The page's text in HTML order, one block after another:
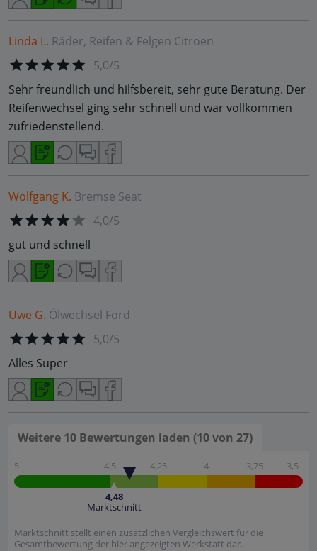
Linda L. Räder, Reifen & Felgen Citroen
5,0/5
Sehr freundlich und hilfsbereit, sehr gute Beratung. Der
Reifenwechsel ging sehr schnell und war vollkommen
zufriedenstellend.
Wolfgang K. Bremse Seat
4,0/5
gut und schnell
Uwe G. Ölwechsel Ford
5,0/5
Alles Super
Weitere 10 Bewertungen laden (10 von 27)
5 4,5 4,25 4 3,75 3,5
4,48
Marktschnitt
Marktschnitt stellt einen zusätzlichen Vergleichswert für die
Gesamtbewertung der hier angezeigten Werkstatt dar.